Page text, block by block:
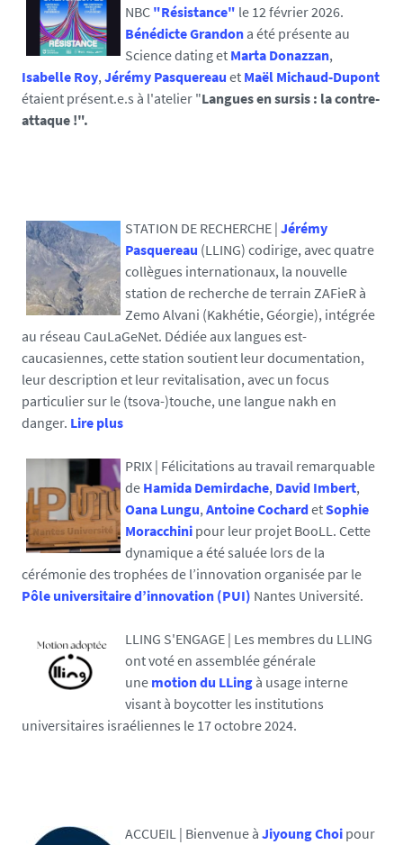
NBC "Résistance" le 12 février 2026.
Bénédicte Grandon a été présente au
Science dating et Marta Donazzan,
Isabelle Roy,Jérémy Pasquereau et Maël Michaud-Dupont
étaient présent.e.s à l'atelier "Langues en sursis : la contre-
attaque !".
STATION DE RECHERCHE | Jérémy
Pasquereau (LLING) codirige, avec quatre
collègues internationaux, la nouvelle
station de recherche de terrain ZAFieR à
Zemo Alvani (Kakhétie, Géorgie), intégrée
au réseau CauLaGeNet. Dédiée aux langues est-
caucasiennes, cette station soutient leur documentation,
leur description et leur revitalisation, avec un focus
particulier sur le (tsova-)touche, une langue nakh en
danger. Lire plus
PRIX | Félicitations au travail remarquable
de Hamida Demirdache, David Imbert,
Oana Lungu,Antoine CochardetSophie
Moracchini pour leur projet BooLL. Cette
dynamique a été saluée lors de la
cérémonie des trophées de l’innovation organisée par le
Pôle universitaire d’innovation (PUI) Nantes Université.
LLING S'ENGAGE | Les membres du LLING
ont voté en assemblée générale
une motion du LLing à usage interne
visant à boycotter les institutions
universitaires israéliennes le 17 octobre 2024.
ACCUEIL | Bienvenue à Jiyoung Choi pour